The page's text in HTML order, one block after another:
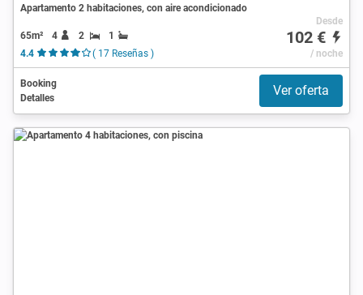
Apartamento 2 habitaciones, con aire acondicionado
65m² 4 2
1
4.4
( 17 Reseñas )
Desde
102 €
/ noche
Booking
Detalles
Ver oferta